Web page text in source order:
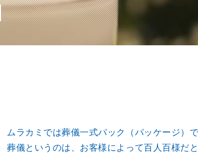
ムラカミでは葬儀一式パック（パッケージ）
葬儀というのは、お客様によって百人百様だ